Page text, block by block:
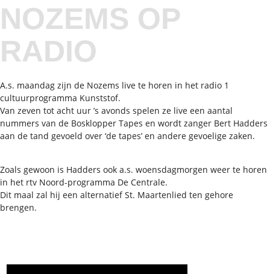
NOZEMS OP
RADIO
A.s. maandag zijn de Nozems live te horen in het radio 1
cultuurprogramma Kunststof.
Van zeven tot acht uur ’s avonds spelen ze live een aantal
nummers van de Bosklopper Tapes en wordt zanger Bert Hadders
aan de tand gevoeld over ‘de tapes’ en andere gevoelige zaken.
Zoals gewoon is Hadders ook a.s. woensdagmorgen weer te horen
in het rtv Noord-programma De Centrale.
Dit maal zal hij een alternatief St. Maartenlied ten gehore
brengen.